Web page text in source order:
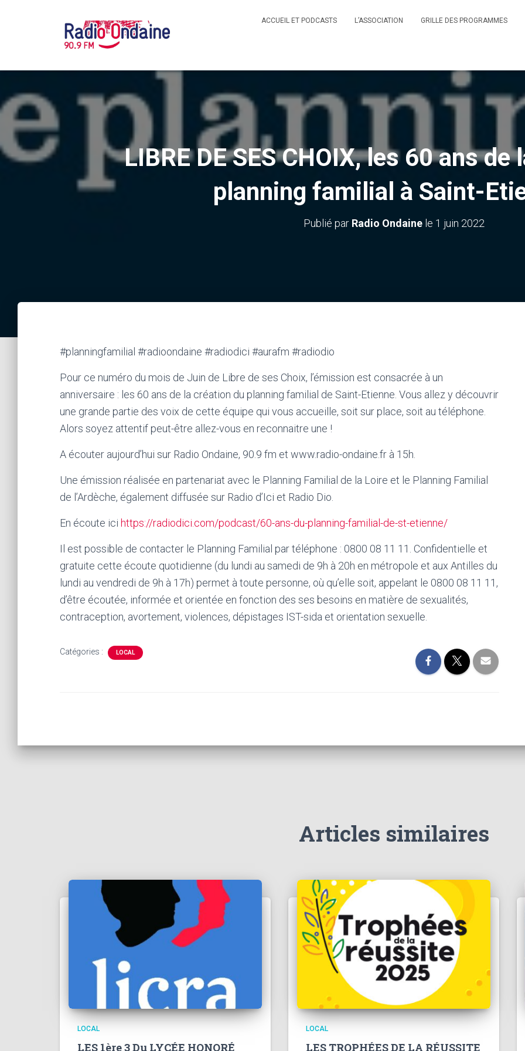
ACCUEIL ET PODCASTS L’ASSOCIATION GRILLE DES PROGRAMMES
LIBRE DE SES CHOIX, les 60 ans de
planning familial à Saint-
Publié par Radio Ondainele 1 juin 2022
#planningfamilial #radioondaine #radiodici #aurafm #radiodio
Pour ce numéro du mois de Juin de Libre de ses Choix, l’émission est consacrée à un
anniversaire : les 60 ans de la création du planning familial de Saint-Etienne. Vous allez y découvrir
une grande partie des voix de cette équipe qui vous accueille, soit sur place, soit au téléphone.
Alors soyez attentif peut-être allez-vous en reconnaitre une !
A écouter aujourd’hui sur Radio Ondaine, 90.9 fm et www.radio-ondaine.fr à 15h.
Une émission réalisée en partenariat avec le Planning Familial de la Loire et le Planning Familial
de l’Ardèche, également diffusée sur Radio d’Ici et Radio Dio.
En écoute ici https://radiodici.com/podcast/60-ans-du-planning-familial-de-st-etienne/
Il est possible de contacter le Planning Familial par téléphone : 0800 08 11 11. Confidentielle et
gratuite cette écoute quotidienne (du lundi au samedi de 9h à 20h en métropole et aux Antilles du
lundi au vendredi de 9h à 17h) permet à toute personne, où qu’elle soit, appelant le 0800 08 11 11,
d’être écoutée, informée et orientée en fonction des ses besoins en matière de sexualités,
contraception, avortement, violences, dépistages IST-sida et orientation sexuelle.
Catégories : LOCAL
Articles similaires
LOCAL
LES 1ère 3 Du LYCÉE HONORÉ
LOCAL
LES TROPHÉES DE LA RÉUSSITE